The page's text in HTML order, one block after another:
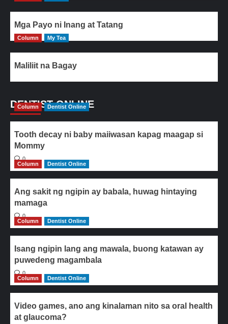
Mga Payo ni Inang at Tatang
Column My Tea
Maliliit na Bagay
DENTIST ONLINE
Column Dentist Online
Tooth decay ni baby maiiwasan kapag maagap si
Mommy
0
Column
Dentist Online
Ang sakit ng ngipin ay babala, huwag hintaying
mamaga
0
Column
Dentist Online
Isang ngipin lang ang mawala, buong katawan ay
puwedeng magambala
0
Column
Dentist Online
Video games, ano ang kinalaman nito sa oral health
at glaucoma?